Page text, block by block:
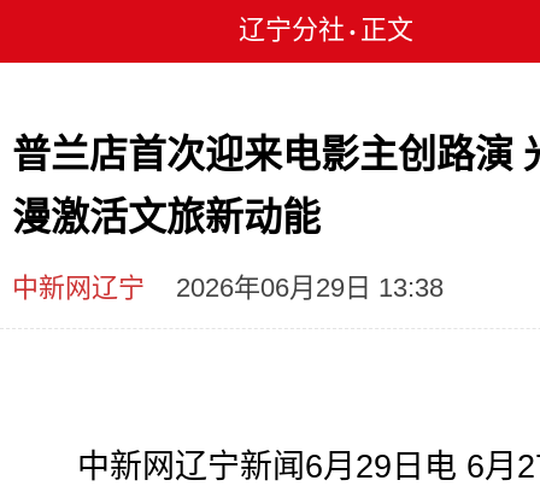
辽宁分社 • 正文
普兰店首次迎来电影主创路演
漫激活文旅新动能
中新网辽宁 2026年06月29日 13:38
中新网辽宁新闻6月29日电 6月